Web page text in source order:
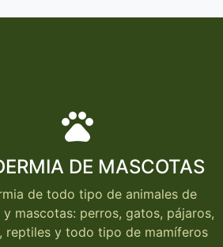
pets
DE MASCOTAS
de todo tipo de animales de
y mascotas: perros, gatos, pájaros,
reptiles y todo tipo de mamíferos